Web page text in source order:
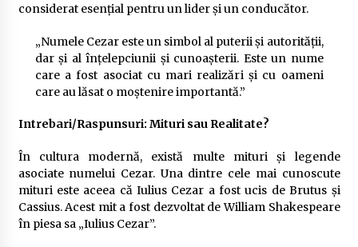
considerat esențial pentru un lider și un conducător.
„Numele Cezar este un simbol al puterii și autorității,
dar și al înțelepciunii și cunoașterii. Este un nume
care a fost asociat cu mari realizări și cu oameni
care au lăsat o moștenire importantă.”
Intrebari/Raspunsuri: Mituri sau Realitate?
În cultura modernă, există multe mituri și legende
asociate numelui Cezar. Una dintre cele mai cunoscute
mituri este aceea că Iulius Cezar a fost ucis de Brutus și
Cassius. Acest mit a fost dezvoltat de William Shakespeare
în piesa sa „Iulius Cezar”.